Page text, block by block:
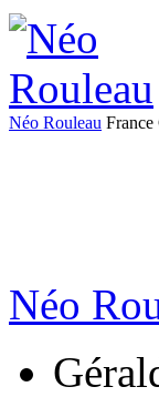
Néo Rouleau France
Néo